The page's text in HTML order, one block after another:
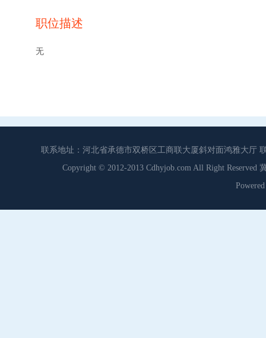
职位描述
无
联系地址：河北省承德市双桥区工商联大厦斜对面鸿雅大厅
Copyright © 2012-2013 Cdhyjob.com All Right Reserved